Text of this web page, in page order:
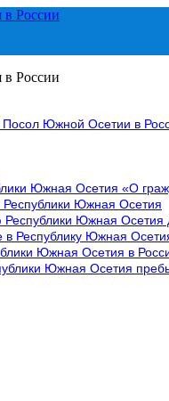
Южной Осетии в
Южная Осетия «О
Республики Южная Осетия
Южная Осетия
в Республику Южная
Южная Осетия в
Южная Осетия